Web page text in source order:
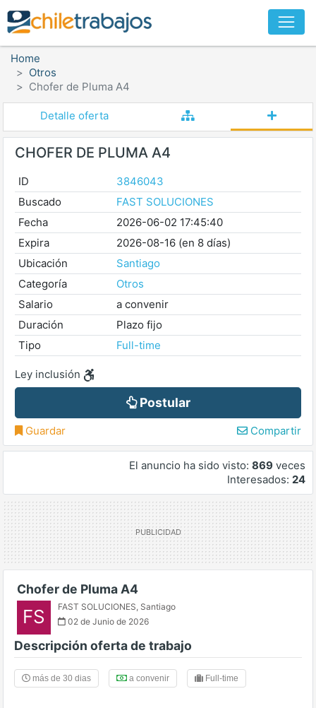
Home
Otros
Chofer de Pluma A4
Detalle oferta
CHOFER DE PLUMA A4
ID
3846043
Buscado
FAST SOLUCIONES
Fecha
2026-06-02 17:45:40
Expira
2026-08-16 (en 8 días)
Ubicación
Santiago
Categoría
Otros
Salario
a convenir
Duración
Plazo fijo
Tipo
Full-time
Ley inclusión
Postular
Guardar Compartir
El anuncio ha sido visto: 869 veces
Interesados: 24
Chofer de Pluma A4
FS FAST SOLUCIONES, Santiago
02 de Junio de 2026
Descripción oferta de trabajo
más de 30 dias a convenir Full-time